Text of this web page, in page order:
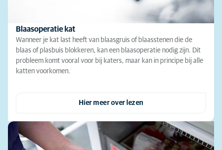
Blaasoperatie kat
Wanneer je kat last heeft van blaasgruis of blaasstenen die de
blaas of plasbuis blokkeren, kan een blaasoperatie nodig zijn. Dit
probleem komt vooral voor bij katers, maar kan in principe bij alle
katten voorkomen.
Hier meer over lezen